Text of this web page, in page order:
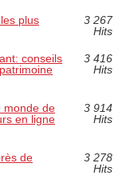
plus
3 267
Hits
conseils
3 416
Hits
monde de
en ligne
3 914
Hits
de
3 278
Hits